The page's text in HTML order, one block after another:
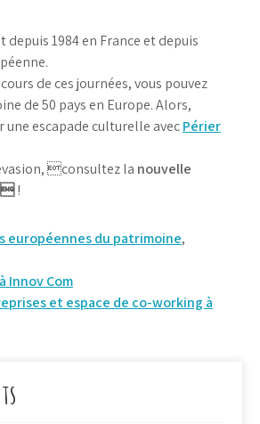
depuis 1984 en France et depuis
de ces journées, vous pouvez
de 50 pays en Europe. Alors,
escapade culturelle avecPérier
consultez la nouvelle
!
européennes du patrimoine,
Innov Com
et espace de co-working à